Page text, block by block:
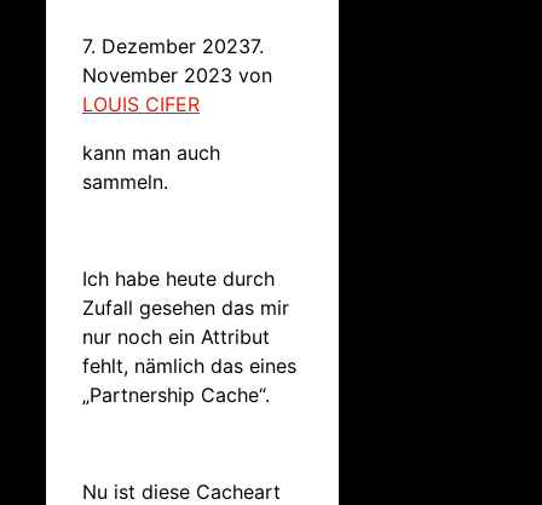
7. Dezember 20237.
November 2023 von
LOUIS CIFER
kann man auch
sammeln.
Ich habe heute durch
Zufall gesehen das mir
nur noch ein Attribut
fehlt, nämlich das eines
„Partnership Cache“.
Nu ist diese Cacheart